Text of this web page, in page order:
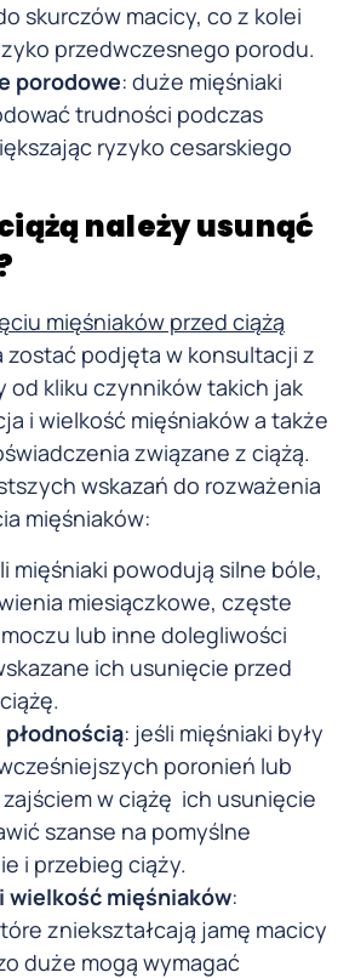
skurczów macicy, co z kolei
przedwczesnego porodu.
porodowe: duże mięśniaki
trudności podczas
ryzyko cesarskiego
należy usunąć
mięśniaków przed ciążą
zostać podjęta w konsultacji z
od kliku czynników takich jak
i wielkość mięśniaków a także
związane z ciążą.
wskazań do rozważenia
mięśniaków:
mięśniaki powodują silne bóle,
miesiączkowe, częste
lub inne dolegliwości
ich usunięcie przed
: jeśli mięśniaki były
poronień lub
w ciążę ich usunięcie
szanse na pomyślne
i przebieg ciąży.
wielkość mięśniaków:
zniekształcają jamę macicy
duże mogą wymagać